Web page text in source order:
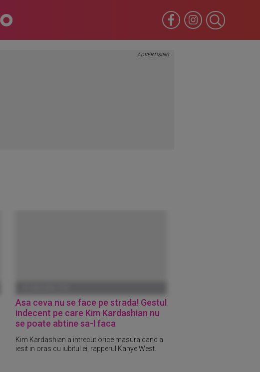
Asa ceva nu se face pe strada! Gestul
indecent pe care Kim Kardashian nu
se poate abtine sa-l faca
Kim Kardashian a intrecut orice masura cand a
iesit in oras cu iubitul ei, rapperul Kanye West.